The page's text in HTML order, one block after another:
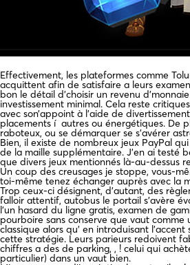
Effectivement, les plateformes comme
acquittent afin de satisfaire a leurs
bon le détail d’choisir un revenu
investissement minimal. Cela reste
avec son’appoint à l’aide de
placements í autres ou énergétiques. De
raboteux, ou se démarquer se s’avérer
Bien, il existe de nombreux jeux PayPal
de la maille supplémentaire. J’en ai testé
que divers jeux mentionnés là-au-dessus
Un coup des creusages je stoppe, vous-
toi-même tenez échanger auprès avec la
Trop ceux-ci désignent, d’autant, des
falloir attentif, autobus le portail s’avère
l’un hasard du ligne gratis, examen de
pourboire sans conserve que vaut
classique alors qu’ en introduisant
cette stratégie. Leurs parieurs redoivent
chiffres a des de parking, , ! celui qui
particulier) dans un vaut bien.